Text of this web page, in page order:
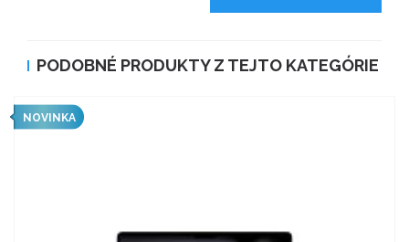
PODOBNÉ PRODUKTY Z TEJTO KATEGÓRIE
NOVINKA